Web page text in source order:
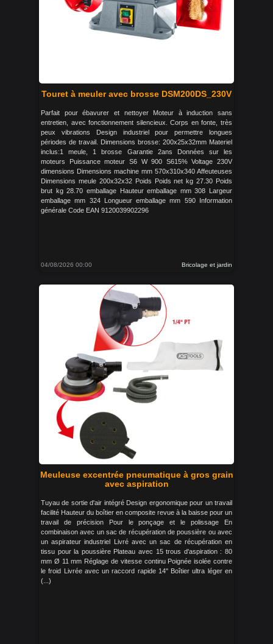
Touret à meuler avec brosse DSM200DS_230V
Parfait pour ébavurer et nettoyer Moteur à induction sans
entretien, avec fonctionnement silencieux. Corps en fonte, très
peux vibrations Design industriel pour permettre longues
périodes de travail. Dimensions brosse: 200x25x32mm Materiel
inclus:1 meule, 1 brosse Garantie 2ans Données sur les
moteurs Puissance moteur S6 W 900 S615% Voltage 230V
dimensions Dimensions machine mm 570x310x340 Affeuteuses
Dimensions meule 200x32x32 Poids Poids net kg 27.30 Poids
brut kg 28.70 emballage Hauteur emballage mm 308 Largeur
emballage mm 324 Longueur emballage mm 590 Information
générale Code EAN 9120039902296
04/08/2026 00:00 Bricolage et jardin
Meuleuse excentrée pneumatique à gros grain
avec aspiration
Tuyau de sortie d'air intégré Design ergonomique pour un travail
facilité Hauteur du boîtier en composite revue à la baisse pour un
travail de précision Pour le ponçage et le polissage En
combinaison avec un sac de récupération de poussière ou avec
un aspirateur industriel Livré avec un sac de récupération en
tissu pour la poussière Plateau avec 15 trous d'aspiration : 80
mm Ø 11 mm Réglage de vitesse continu Poignée isolée contre
le froid Livrée avec un raccord rapide 14'' Boîtier ultra léger en
(...)